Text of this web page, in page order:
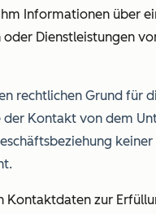
Informationen über
oder Dienstleistungen
rechtlichen Grund für
Kontakt von dem
Kontaktdaten zur